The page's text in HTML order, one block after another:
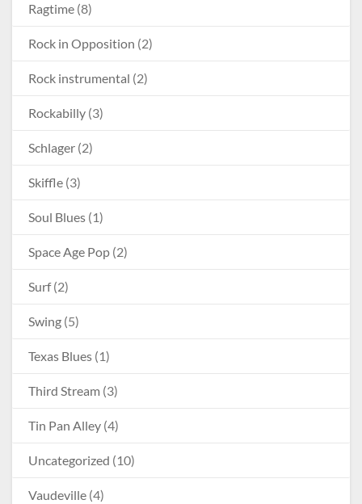
Ragtime (8)
Rock in Opposition (2)
Rock instrumental (2)
Rockabilly (3)
Schlager (2)
Skiffle (3)
Soul Blues (1)
Space Age Pop (2)
Surf(2)
Swing (5)
Texas Blues (1)
Third Stream (3)
Tin Pan Alley (4)
Uncategorized (10)
Vaudeville (4)